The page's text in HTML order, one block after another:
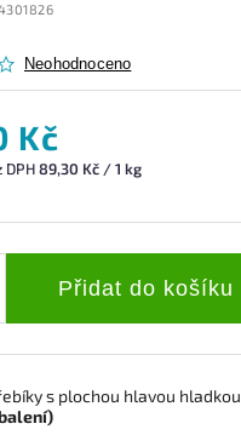
Neohodnoceno
Kč
DPH89,30 Kč / 1 kg
Přidat do košíku
s plochou hlavou hladkou